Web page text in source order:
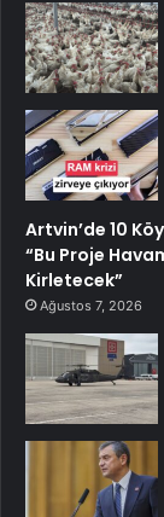
Artvin’de 10
“Bu Proje
Kirletecek”
Ağustos 7, 2026